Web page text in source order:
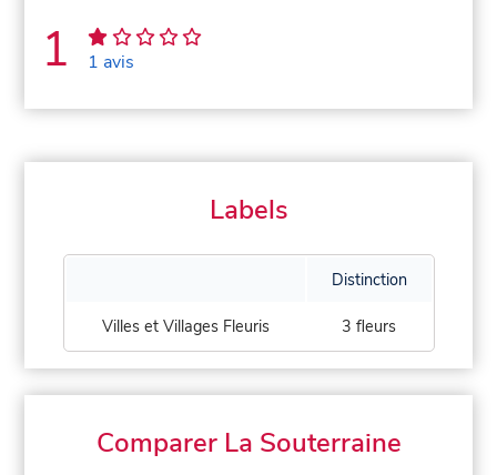
1 1 avis
Labels
Distinction
Villes et Villages Fleuris 3 fleurs
Comparer La Souterraine